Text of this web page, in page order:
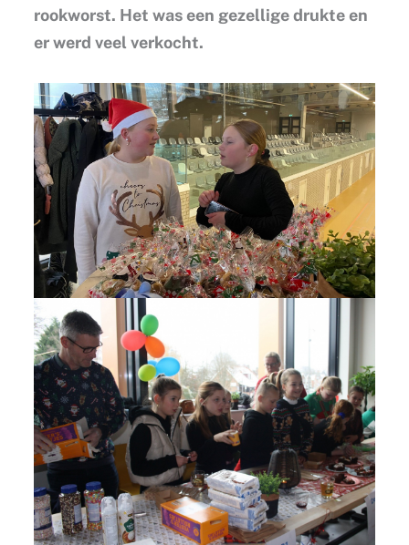
rookworst. Het was een gezellige drukte en
er werd veel verkocht.